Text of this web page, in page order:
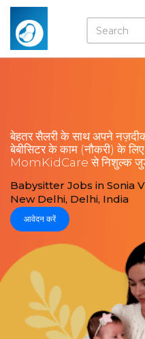
बेहतर सैलरी के साथ अपने
बेबीसिटर के काम (नौकरी) के लिए
MomKidCare से निशुल्क
Babysitter Jobs in Sonia
New Delhi, Delhi, India
आवेदन करें